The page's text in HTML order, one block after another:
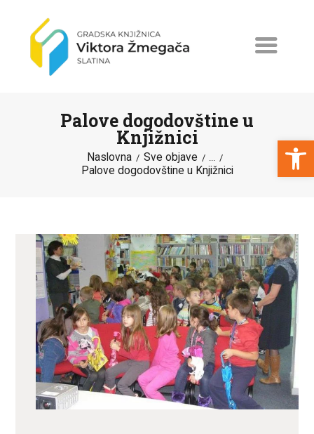
Open toolbar
Palove dogodovštine u
Knjižnici
Naslovna Sve objave ...
Palove dogodovštine u Knjižnici
NASLOVNA
PROGRAMI I PROJEKTI
KATALOG
O KNJIŽNICI
ZA KORISNIKE
ODJELI
DOKUMENTI
KONTAKT